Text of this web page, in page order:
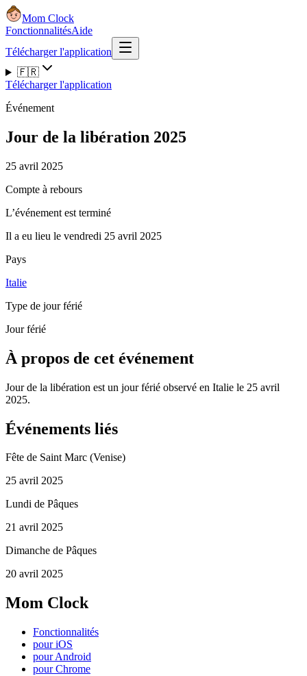
Mom Clock
FonctionnalitésAide
Télécharger l'application
🇫🇷
Télécharger l'application
Événement
Jour de la libération 2025
25 avril 2025
Compte à rebours
L’événement est terminé
Il a eu lieu le vendredi 25 avril 2025
Pays
Italie
Type de jour férié
Jour férié
À propos de cet événement
Jour de la libération est un jour férié observé en Italie le 25 avril
2025.
Événements liés
Fête de Saint Marc (Venise)
25 avril 2025
Lundi de Pâques
21 avril 2025
Dimanche de Pâques
20 avril 2025
Mom Clock
Fonctionnalités
pour iOS
pour Android
pour Chrome